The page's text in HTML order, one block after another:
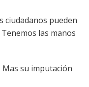
ciudadanos pueden
las manos
Mas su imputación